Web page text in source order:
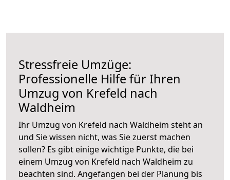
Stressfreie Umzüge:
Professionelle Hilfe für Ihren
Umzug von Krefeld nach
Waldheim
Ihr Umzug von Krefeld nach Waldheim steht an
und Sie wissen nicht, was Sie zuerst machen
sollen? Es gibt einige wichtige Punkte, die bei
einem Umzug von Krefeld nach Waldheim zu
beachten sind. Angefangen bei der Planung bis